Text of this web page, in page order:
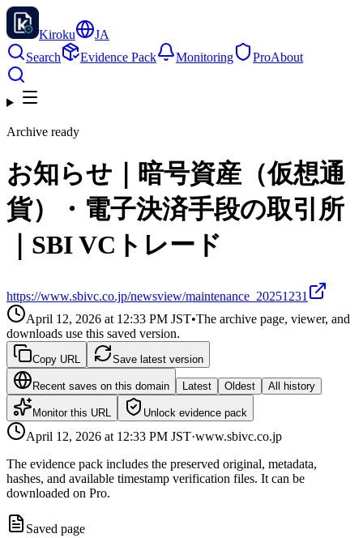
Kiroku
JA
Search
Evidence Pack Monitoring ProAbout
Archive ready
お知らせ｜暗号資産（仮想通
貨）・電子決済手段の取引所
｜SBI VCトレード
https://www.sbivc.co.jp/newsview/maintenance_20251231
April 12, 2026 at 12:33 PM JST•The archive page, viewer, and
downloads use this saved version.
Copy URL Save latest version
Recent saves on this domain Latest Oldest All history
Monitor this URL Unlock evidence pack
April 12, 2026 at 12:33 PM JST·www.sbivc.co.jp
The evidence pack includes the preserved original, metadata,
hashes, and available timestamp verification files. It can be
downloaded on Pro.
Saved page